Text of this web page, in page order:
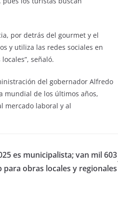
por detrás del gourmet y el
y utiliza las redes sociales en
señaló.
del gobernador Alfredo
mundial de los últimos años,
mercado laboral y al
es municipalista; van mil 603
para obras locales y regionales